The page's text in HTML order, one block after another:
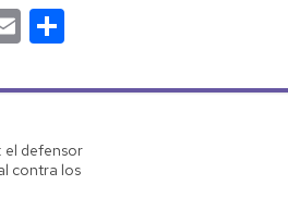
E
m
ail m
ar
el defensor
contra los